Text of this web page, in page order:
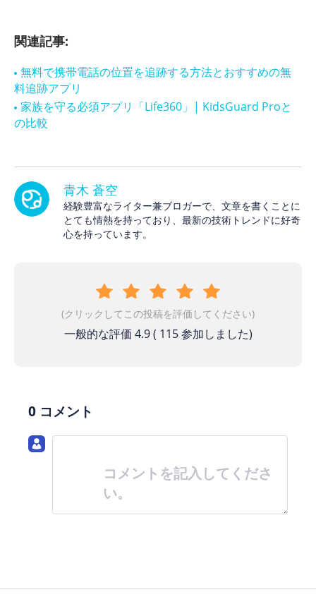
関連記事:
無料で携帯電話の位置を追跡する方法とおすすめの無
料追跡アプリ
家族を守る必須アプリ「Life360」| KidsGuard Proと
の比較
青木 蒼空
経験豊富なライター兼ブロガーで、文章を書くことに
とても情熱を持っており、最新の技術トレンドに好奇
心を持っています。
(クリックしてこの投稿を評価してください)
一般的な評価 4.9( 115参加しました)
0 コメント
コメントを記入してくださ
い。